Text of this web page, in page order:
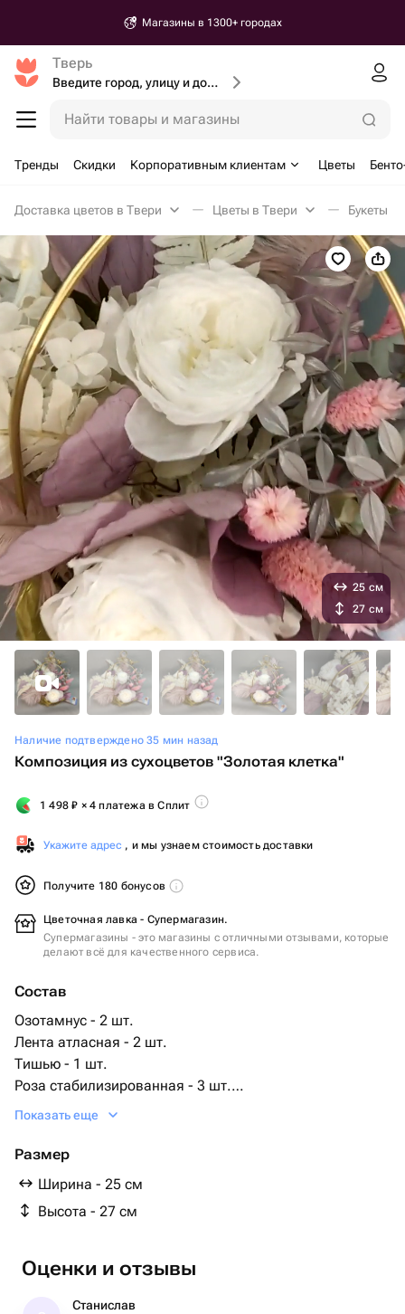
Магазины в 1300+ городах
Тверь
Введите город, улицу и дом доставки
Найти товары и магазины
Тренды Скидки Корпоративным клиентам Цветы
Доставка цветов в Твери Цветы в Твери Букеты
Наличие подтверждено 35 мин назад
Композиция из сухоцветов "Золотая клетка"
1 498₽ × 4 платежа в Сплит
Укажите адрес , и мы узнаем стоимость доставки
Получите 180 бонусов
Цветочная лавка - Супермагазин.
Супермагазины - это магазины с отличными отзывами, которые
делают всё для качественного сервиса.
Состав
Озотамнус - 2 шт.
Лента атласная - 2 шт.
Тишью - 1 шт.
Роза стабилизированная - 3 шт.
Клетка металлическая - 1 шт.
гортензия стабилизированная - 1 шт.
папоротник стабилизированный - 1 шт.
перо искусственное - 2 шт.
Показать еще
Размер
Ширина - 25 см
Высота - 27 см
25 см
27 см
Оценки и отзывы
Станислав